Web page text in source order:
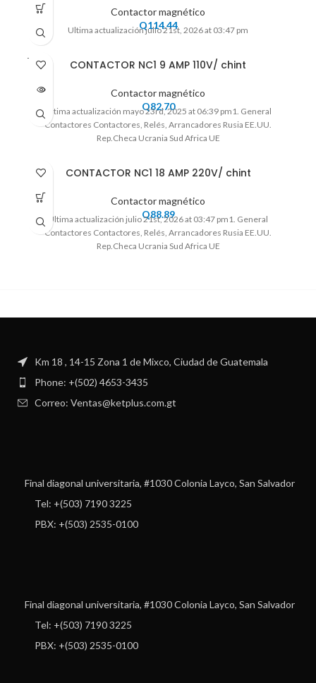
Contactor magnético
Q114.44
Ultima actualización julio 21st, 2026 at 03:47 pm
VENDI
DO
CONTACTOR NC1 9 AMP 110V/ chint
Contactor magnético
Q82.70
Ultima actualización mayo 23rd, 2025 at 06:39 pm1. General
Contactores Contactores, Relés, Arrancadores Rusia EE.UU.
Rep.Checa Ucrania Sud Africa UE
CONTACTOR NC1 18 AMP 220V/ chint
Contactor magnético
Q88.89
Ultima actualización julio 21st, 2026 at 03:47 pm1. General
Contactores Contactores, Relés, Arrancadores Rusia EE.UU.
Rep.Checa Ucrania Sud Africa UE
Km 18 , 14-15 Zona 1 de Mixco, Ciudad de Guatemala
Phone: +(502) 4653-3435
Correo: Ventas@ketplus.com.gt
Final diagonal universitaria, #1030 Colonia Layco, San Salvador
Tel: +(503) 7190 3225
PBX: +(503) 2535-0100
Final diagonal universitaria, #1030 Colonia Layco, San Salvador
Tel: +(503) 7190 3225
PBX: +(503) 2535-0100